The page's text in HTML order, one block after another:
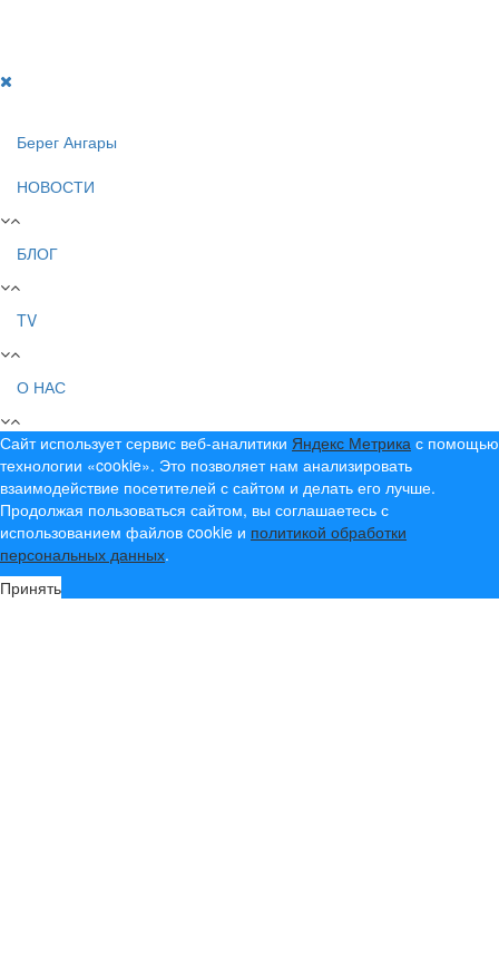
Берег Ангары
НОВОСТИ
БЛОГ
TV
О НАС
Сайт использует сервис веб-аналитики Яндекс Метрика с помощью
технологии «cookie». Это позволяет нам анализировать
взаимодействие посетителей с сайтом и делать его лучше.
Продолжая пользоваться сайтом, вы соглашаетесь с
использованием файлов cookie и политикой обработки
персональных данных.
Принять